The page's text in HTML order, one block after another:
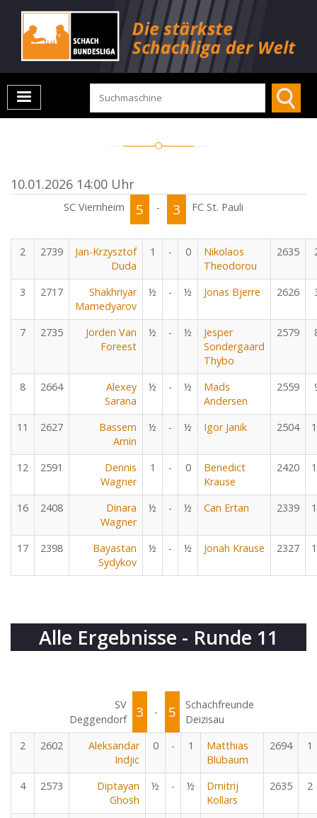
10.01.2026 14:00 Uhr
SC Viernheim 5 - 3 FC St. Pauli
2 2739
Jan-Krzysztof
Duda
1 - 0
Nikolaos
Theodorou
2635
3 2717
Shakhriyar
Mamedyarov
½ - ½ Jonas Bjerre 2626
7 2735
Jorden Van
Foreest
½ - ½
Jesper
Sondergaard
Thybo
2579
8 2664
Alexey
Sarana
½ - ½
Mads
Andersen
2559
11 2627
Bassem
Amin
½ - ½ Igor Janik 2504
12 2591
Dennis
Wagner
1 - 0
Benedict
Krause
2420
16 2408
Dinara
Wagner
½ - ½ Can Ertan 2339
17 2398
Bayastan
Sydykov
½ - ½ Jonah Krause 2327
Alle Ergebnisse - Runde 11
SV
Deggendorf
3 - 5
Schachfreunde
Deizisau
2
2602
Aleksandar
Indjic
0 - 1
Matthias
Blübaum
2694 1
4 2573
Diptayan
Ghosh
½ - ½
Dmitrij
Kollars
2635 2